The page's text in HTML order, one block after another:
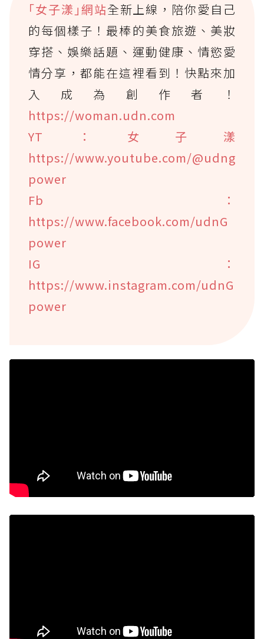
｢女子漾｣網站全新上線，陪你愛自己
的每個樣子！最棒的美食旅遊、美妝
穿搭、娛樂話題、運動健康、情慾愛
情分享，都能在這裡看到！快點來加
入成為創作者！
https://woman.udn.com
YT：女子漾
https://www.youtube.com/@udng
power
Fb：
https://www.facebook.com/udnG
power
IG：
https://www.instagram.com/udnG
power